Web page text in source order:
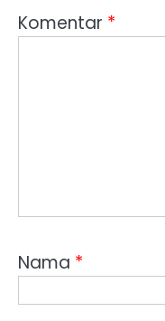
Komentar *
Nama *